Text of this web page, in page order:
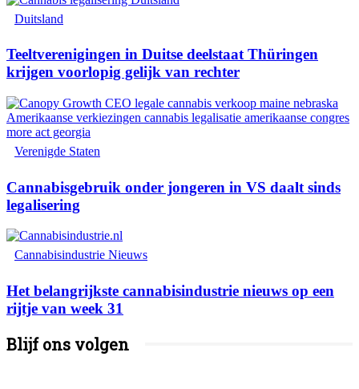
Duitsland
Teeltverenigingen in Duitse deelstaat Thüringen
krijgen voorlopig gelijk van rechter
Verenigde Staten
Cannabisgebruik onder jongeren in VS daalt sinds
legalisering
Cannabisindustrie Nieuws
Het belangrijkste cannabisindustrie nieuws op een
rijtje van week 31
Blijf ons volgen